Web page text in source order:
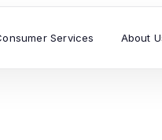
Services About